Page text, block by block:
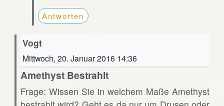
Antworten
Vogt
Mittwoch, 20. Januar 2016 14:36
Amethyst Bestrahlt
Frage: Wissen Sie in welchem Maße Amethyst